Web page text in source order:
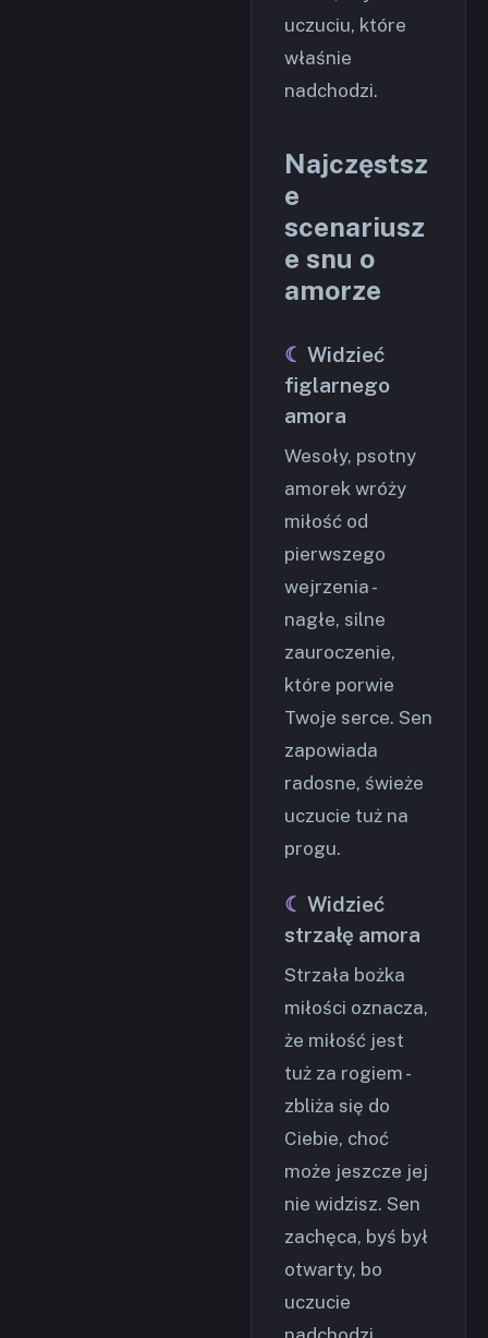
uczuciu, które
właśnie
nadchodzi.
Najczęstsz
e
scenariusz
e snu o
amorze
Widzieć
figlarnego
amora
Wesoły, psotny
amorek wróży
miłość od
pierwszego
wejrzenia -
nagłe, silne
zauroczenie,
które porwie
Twoje serce. Sen
zapowiada
radosne, świeże
uczucie tuż na
progu.
Widzieć
strzałę amora
Strzała bożka
miłości oznacza,
że miłość jest
tuż za rogiem -
zbliża się do
Ciebie, choć
może jeszcze jej
nie widzisz. Sen
zachęca, byś był
otwarty, bo
uczucie